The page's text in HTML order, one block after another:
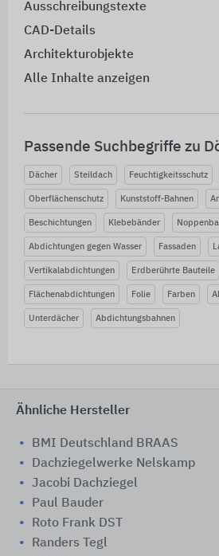
Ausschreibungstexte
CAD-Details
Architekturobjekte
Alle Inhalte anzeigen
Passende Suchbegriffe zu
Dächer Steildach Feuchtigkeitsschutz
Oberflächenschutz Kunststoff-Bahnen
Beschichtungen Klebebänder
Abdichtungen gegen Wasser Fassaden
Vertikalabdichtungen Erdberührte Bauteile
Flächenabdichtungen Folie Farben
Unterdächer Abdichtungsbahnen
Ähnliche Hersteller
BMI Deutschland BRAAS
Dachziegelwerke Nelskamp
Jacobi Dachziegel
Paul Bauder
Roto Frank DST
Randers Tegl